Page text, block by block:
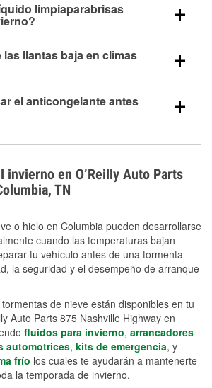
°F y puede perder hasta la mitad de
cerca de los 0 °F, lo que
limpiaparabrisas
a disolver la sal y la nieve
para mejorar la visibilidad.
llantas baja en climas
por cada 10 °F que baja la
obtener más información sobre
el anticongelante antes
en condiciones de frío
cómo comprobar la protección
nuestra sección How-To.
invierno en O’Reilly Auto Parts
TN
o hielo en Columbia pueden desarrollarse
cuando las temperaturas bajan
tu vehículo antes de una tormenta
la seguridad y el desempeño de arranque
de nieve están disponibles en tu
Auto Parts 875 Nashville Highway en
fluidos para invierno, arrancadores
automotrices, kits de emergencia, y
frío los cuales te ayudarán a mantenerte
la temporada de invierno.